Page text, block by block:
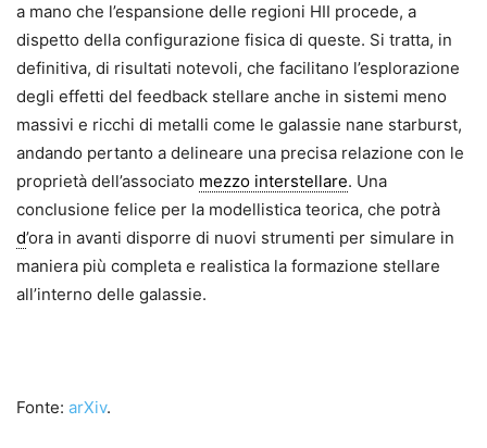
a mano che l’espansione delle regioni HII procede, a
dispetto della configurazione fisica di queste. Si tratta, in
definitiva, di risultati notevoli, che facilitano l’esplorazione
degli effetti del feedback stellare anche in sistemi meno
massivi e ricchi di metalli come le galassie nane starburst,
andando pertanto a delineare una precisa relazione con le
proprietà dell’associato mezzo interstellare. Una
conclusione felice per la modellistica teorica, che potrà
d’ora in avanti disporre di nuovi strumenti per simulare in
maniera più completa e realistica la formazione stellare
all’interno delle galassie.
Fonte: arXiv.